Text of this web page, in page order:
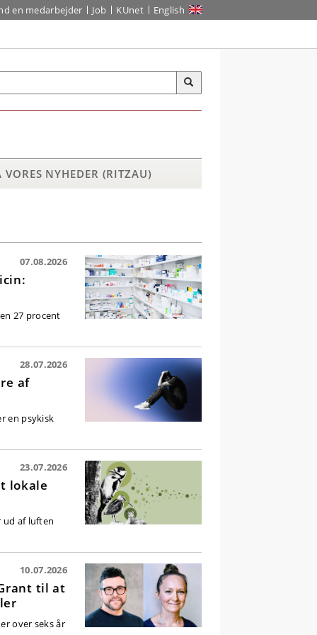
en medarbejder Job KUnet English
NYHEDER (RITZAU)
07.08.2026
27 procent
28.07.2026
af
en psykisk
23.07.2026
lokale
ud af luften
10.07.2026
til at
over seks år